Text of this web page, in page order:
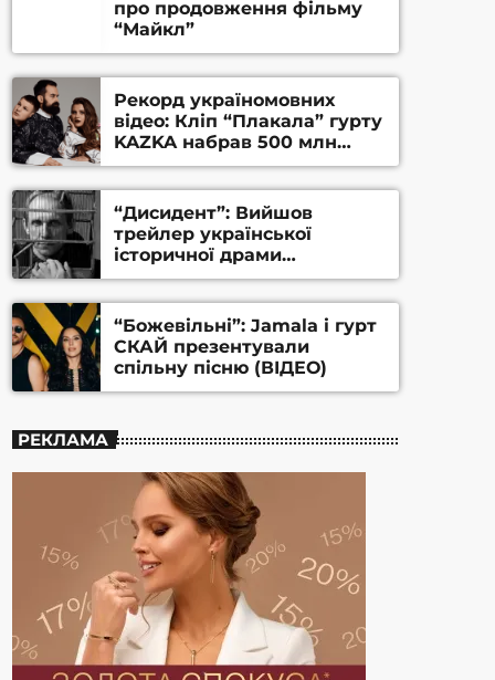
про продовження фільму
“Майкл”
Рекорд україномовних
відео: Кліп “Плакала” гурту
KAZKA набрав 500 млн
переглядів на YouTube
“Дисидент”: Вийшов
трейлер української
історичної драми
Станіслава Гуренка та
Андрія Алфьорова (ВІДЕО)
“Божевільні”: Jamala і гурт
СКАЙ презентували
спільну пісню (ВІДЕО)
РЕКЛАМА